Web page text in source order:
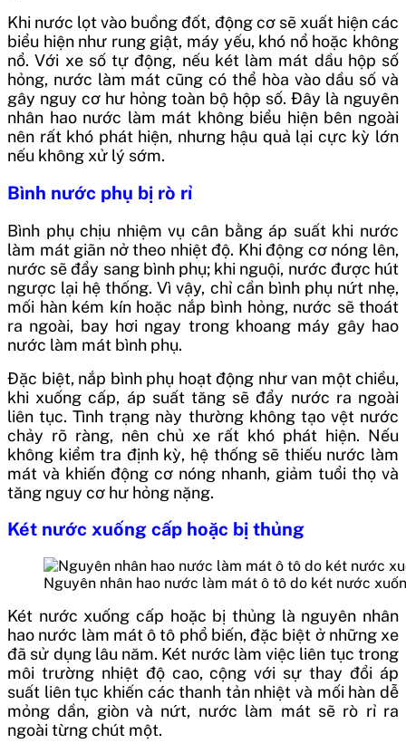
Khi nước lọt vào buồng đốt, động cơ sẽ xuất hiện các
biểu hiện như rung giật, máy yếu, khó nổ hoặc không
nổ. Với xe số tự động, nếu két làm mát dầu hộp số
hỏng, nước làm mát cũng có thể hòa vào dầu số và
gây nguy cơ hư hỏng toàn bộ hộp số. Đây là nguyên
nhân hao nước làm mát không biểu hiện bên ngoài
nên rất khó phát hiện, nhưng hậu quả lại cực kỳ lớn
nếu không xử lý sớm.
Bình nước phụ bị rò rỉ
Bình phụ chịu nhiệm vụ cân bằng áp suất khi nước
làm mát giãn nở theo nhiệt độ. Khi động cơ nóng lên,
nước sẽ đẩy sang bình phụ; khi nguội, nước được hút
ngược lại hệ thống. Vì vậy, chỉ cần bình phụ nứt nhẹ,
mối hàn kém kín hoặc nắp bình hỏng, nước sẽ thoát
ra ngoài, bay hơi ngay trong khoang máy gây hao
nước làm mát bình phụ.
Đặc biệt, nắp bình phụ hoạt động như van một chiều,
khi xuống cấp, áp suất tăng sẽ đẩy nước ra ngoài
liên tục. Tình trạng này thường không tạo vệt nước
chảy rõ ràng, nên chủ xe rất khó phát hiện. Nếu
không kiểm tra định kỳ, hệ thống sẽ thiếu nước làm
mát và khiến động cơ nóng nhanh, giảm tuổi thọ và
tăng nguy cơ hư hỏng nặng.
Két nước xuống cấp hoặc bị thủng
Nguyên nhân hao nước làm mát ô tô do két nước
Két nước xuống cấp hoặc bị thủng là nguyên nhân
hao nước làm mát ô tô phổ biến, đặc biệt ở những xe
đã sử dụng lâu năm. Két nước làm việc liên tục trong
môi trường nhiệt độ cao, cộng với sự thay đổi áp
suất liên tục khiến các thanh tản nhiệt và mối hàn dễ
mỏng dần, giòn và nứt, nước làm mát sẽ rò rỉ ra
ngoài từng chút một.